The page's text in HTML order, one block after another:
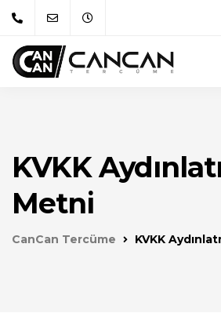
KVKK
Metni
CanCan Tercüme KVKK